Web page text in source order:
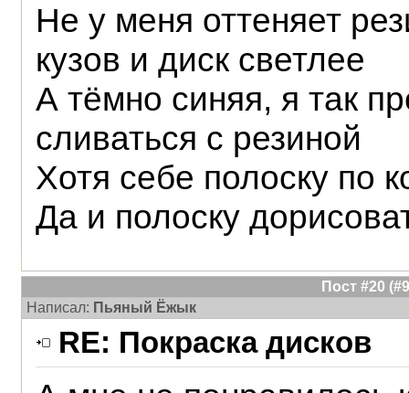
Не у меня оттеняет
кузов и диск светлее
А тёмно синяя, я так
сливаться с резиной
Хотя себе полоску по
Да и полоску
Пост #20
Написал: Пьяный Ёжык
RE: Покраска дисков